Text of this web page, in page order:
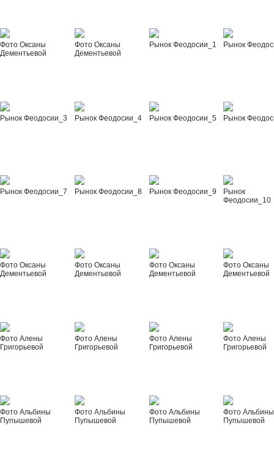
Фото Оксаны
Дементьевой
Фото Оксаны
Дементьевой
Рынок Феодосии_1 Рынок
Рынок Феодосии_3 Рынок Феодосии_4 Рынок Феодосии_5 Рынок
Рынок Феодосии_7 Рынок Феодосии_8 Рынок Феодосии_9
Рынок
Феодосии_10
Фото Оксаны
Дементьевой
Фото Оксаны
Дементьевой
Фото Оксаны
Дементьевой
Фото Оксаны
Дементьевой
Фото Алены
Григорьевой
Фото Алены
Григорьевой
Фото Алены
Григорьевой
Фото Алены
Григорьевой
Фото Альбины
Пупышевой
Фото Альбины
Пупышевой
Фото Альбины
Пупышевой
Фото Альбины
Пупышевой